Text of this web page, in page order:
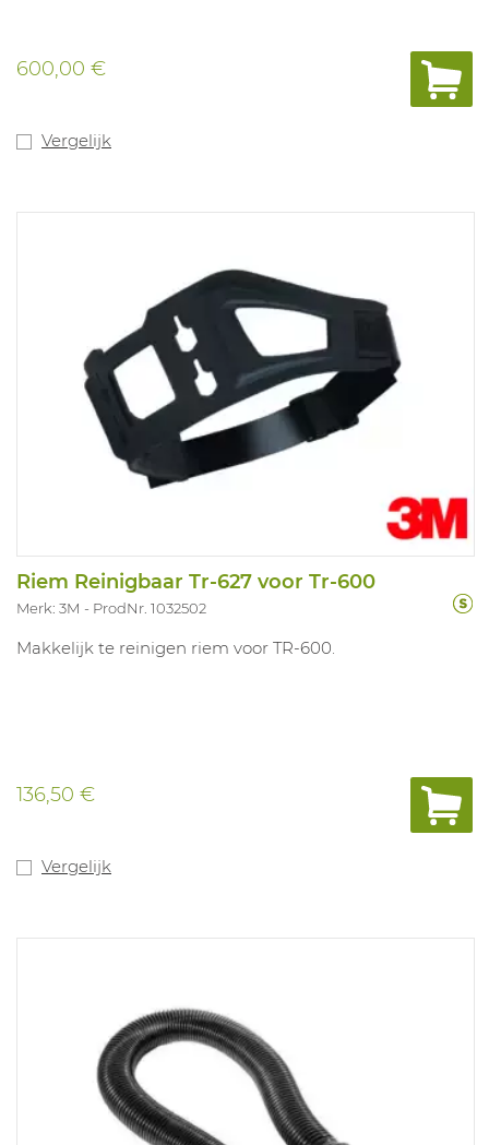
600,00 €
Vergelijk
Riem Reinigbaar Tr-627 voor Tr-600
Merk: 3M ProdNr. 1032502
Makkelijk te reinigen riem voor TR-600.
136,50 €
Vergelijk